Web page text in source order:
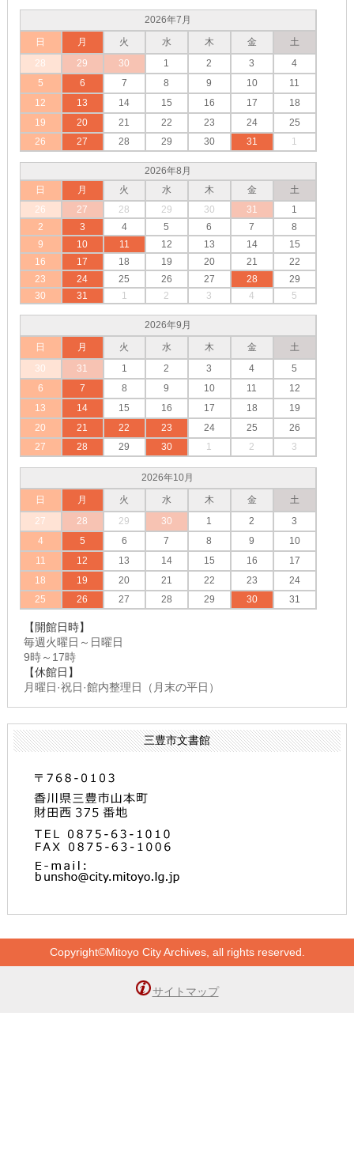
2026年7月
日
月 火 水 木 金
土
28
29 30 1 2 3
4
5
6 7 8 9 10
11
12
13 14 15 16 17
18
19
20 21 22 23 24
25
26
27 28 29 30 31 1
2026年8月
日
月 火 水 木 金
土
26
27 28 29 30 31
1
2
3 4 5 6 7
8
9
10 11 12 13 14
15
16
17 18 19 20 21
22
23
24 25 26 27 28
29
30
31 1 2 3 4 5
2026年9月
日
月 火 水 木 金
土
30
31 1 2 3 4
5
6
7 8 9 10 11
12
13
14 15 16 17 18
19
20
21 22 23 24 25
26
27
28 29 30 1 2 3
2026年10月
日
月 火 水 木 金
土
27
28 29 30 1 2
3
4
5 6 7 8 9
10
11
12 13 14 15 16
17
18
19 20 21 22 23
24
25
26 27 28 29 30 31
【開館日時】
毎週火曜日～日曜日
9時～17時
【休館日】
月曜日·祝日·館内整理日（月末の平日）
三豊市文書館
Copyright©Mitoyo City Archives, all rights reserved.
サイトマップ